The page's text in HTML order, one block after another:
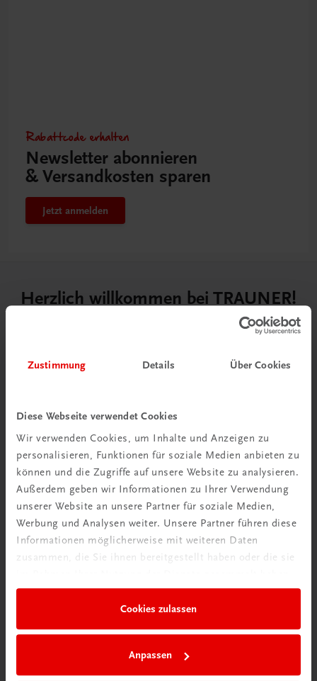
Zustimmung Details Über Cookies
Diese Webseite verwendet Cookies
Wir verwenden Cookies, um Inhalte und Anzeigen zu
personalisieren, Funktionen für soziale Medien anbieten zu
können und die Zugriffe auf unsere Website zu analysieren.
Außerdem geben wir Informationen zu Ihrer Verwendung
unserer Website an unsere Partner für soziale Medien,
Werbung und Analysen weiter. Unsere Partner führen diese
Informationen möglicherweise mit weiteren Daten
zusammen, die Sie ihnen bereitgestellt haben oder die sie
Cookies zulassen
Anpassen
Rabattcode erhalten
Newsletter abonnieren
& Versandkosten sparen
Jetzt anmelden
Herzlich willkommen bei TRAUNER!
Wir sind ein österreichisches Familienunternehmen mit
75 Mitarbeiterinnen und Mitarbeitern, die eines verbindet:
Begeisterung für unsere Produkte.
mehr erfahren
TRAUNER Verlag + Buchservice GmbH
Köglstraße 14 | 4020 Linz
buchservice@trauner.at
WhatsApp:+43 664 88 58 69 41